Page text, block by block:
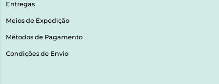
Entregas
Meios de Expedição
Métodos de Pagamento
Condições de Envio